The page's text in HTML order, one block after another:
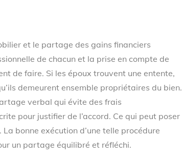
et le partage des gains financiers
de chacun et la prise en compte de
de faire. Si les époux trouvent une entente,
demeurent ensemble propriétaires du bien.
verbal qui évite des frais
pour justifier de l’accord. Ce qui peut poser
bonne exécution d’une telle procédure
un partage équilibré et réfléchi.